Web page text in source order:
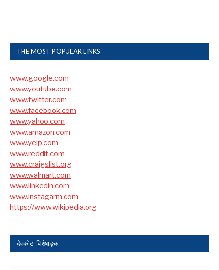
THE MOST POPULAR LINKS
www.google.com
www.youtube.com
www.twitter.com
www.facebook.com
www.yahoo.com
www.amazon.com
www.yelp.com
www.reddit.com
www.craigslist.org
www.walmart.com
www.linkedin.com
www.instagarm.com
https://www.wikipedia.org
देवकोटा विशेषाङ्क